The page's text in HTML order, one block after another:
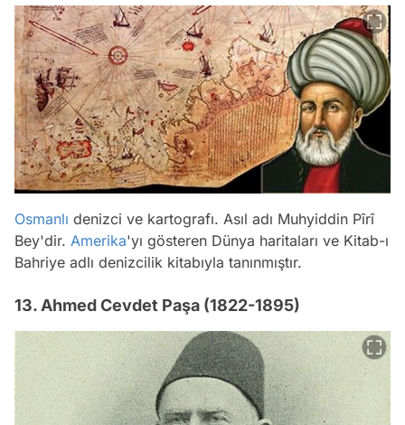
Osmanlı denizci ve kartografı. Asıl adı Muhyiddin Pîrî
Bey'dir. Amerika'yı gösteren Dünya haritaları ve Kitab-ı
Bahriye adlı denizcilik kitabıyla tanınmıştır.
13. Ahmed Cevdet Paşa (1822-1895)